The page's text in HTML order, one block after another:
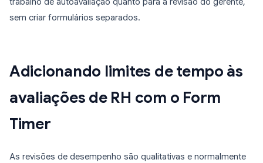
sem criar formulários separados.
Adicionando limites de tempo às
avaliações de RH com o Form
Timer
As revisões de desempenho são qualitativas e normalmente